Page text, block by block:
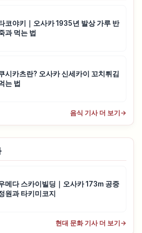
코야키｜오사카 1935년 발상 가루 반
과 먹는 법
시카츠란? 오사카 신세카이 꼬치튀김
는 법
음식 기사 더 보기 →
메다 스카이빌딩｜오사카 173m 공중
원과 타키미코지
현대 문화 기사 더 보기 →